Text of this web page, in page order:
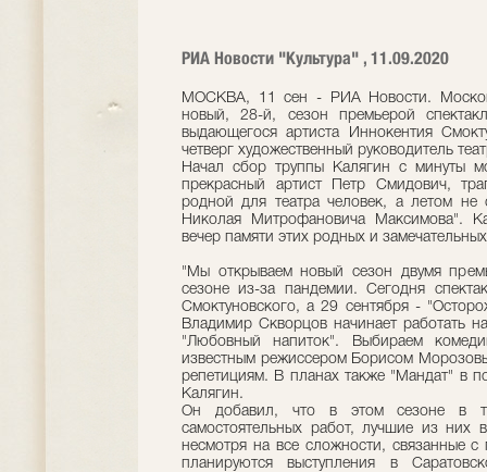
РИА Новости "Культура" , 11.09.2020
МОСКВА, 11 сен - РИА Новости.
новый, 28-й, сезон премьерой
выдающегося артиста Иннокентия
четверг художественный руководитель
Начал сбор труппы Калягин с минуты
прекрасный артист Петр Смидович,
родной для театра человек, а летом не
Николая Митрофановича Максимова".
вечер памяти этих родных и
"Мы открываем новый сезон двумя
сезоне из-за пандемии. Сегодня
Смоктуновского, а 29 сентября -
Владимир Скворцов начинает работать
"Любовный напиток". Выбираем
известным режиссером Борисом
репетициям. В планах также "Мандат" в
Калягин.
Он добавил, что в этом сезоне в
самостоятельных работ, лучшие из них
несмотря на все сложности, связанные с
планируются выступления в